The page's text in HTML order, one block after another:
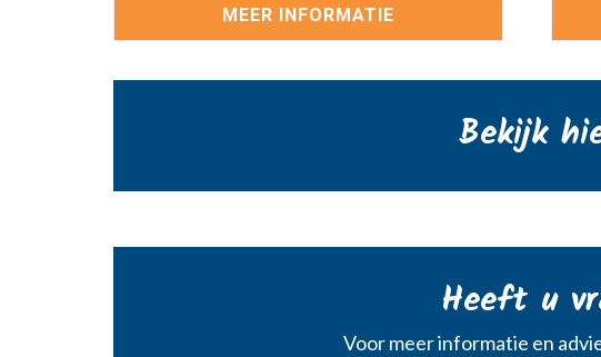
MEER INFORMATIE
Bekijk
Heeft u
Voor meer informatie en